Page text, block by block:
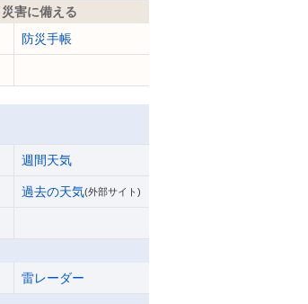
害に備える
防災手帳
週間天気
過去の天気(外部サイト)
雷レーダー